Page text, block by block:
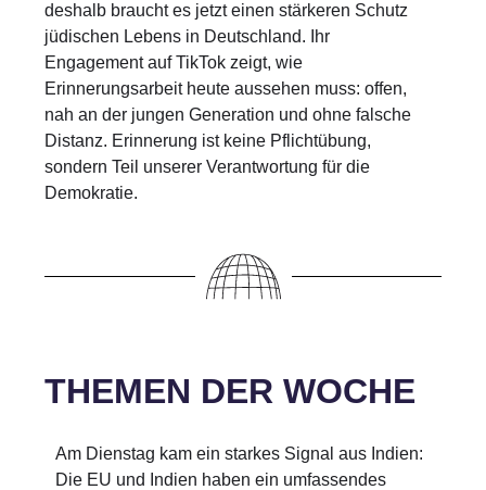
deshalb braucht es jetzt einen stärkeren Schutz
jüdischen Lebens in Deutschland. Ihr
Engagement auf TikTok zeigt, wie
Erinnerungsarbeit heute aussehen muss: offen,
nah an der jungen Generation und ohne falsche
Distanz. Erinnerung ist keine Pflichtübung,
sondern Teil unserer Verantwortung für die
Demokratie.
THEMEN DER WOCHE
Am Dienstag kam ein starkes Signal aus Indien:
Die EU und Indien haben ein umfassendes